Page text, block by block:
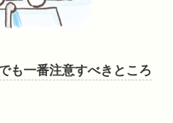
も一番注意すべきところ